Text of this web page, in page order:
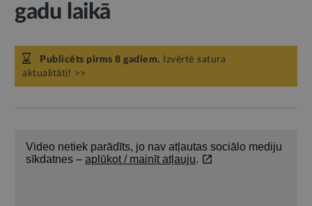
gadu laikā
Publicēts pirms 8 gadiem. Izvērtē satura
aktualitāti! >>